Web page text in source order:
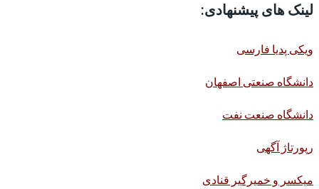
لینک های پیشنهادی:
ویکی پدیا فارسی
دانشگاه صنعتی اصفهان
دانشگاه صنعت نفت
رپورتاژ آگهی
میکسر و خمیرگیر قنادی